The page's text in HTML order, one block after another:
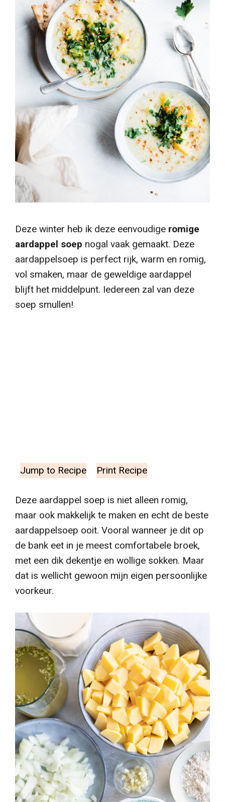
Deze winter heb ik deze eenvoudige romige
aardappel soep nogal vaak gemaakt. Deze
aardappelsoep is perfect rijk, warm en romig,
vol smaken, maar de geweldige aardappel
blijft het middelpunt. Iedereen zal van deze
soep smullen!
Jump to Recipe Print Recipe
Deze aardappel soep is niet alleen romig,
maar ook makkelijk te maken en echt de beste
aardappelsoep ooit. Vooral wanneer je dit op
de bank eet in je meest comfortabele broek,
met een dik dekentje en wollige sokken. Maar
dat is wellicht gewoon mijn eigen persoonlijke
voorkeur.